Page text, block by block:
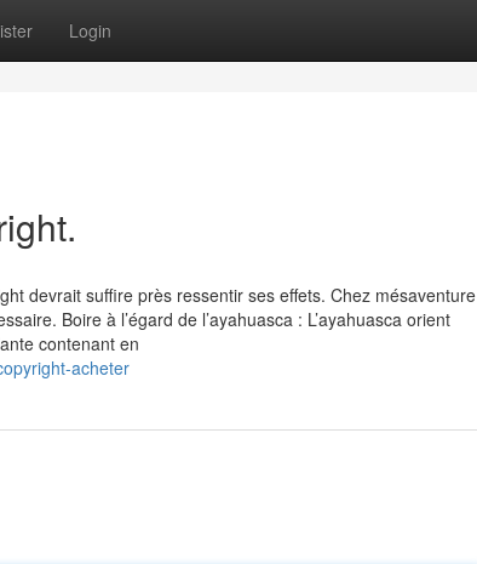
Login
devrait suffire près ressentir ses effets. Chez mésaventure
Boire à l’égard de l’ayahuasca : L’ayahuasca orient
contenant en
acheter